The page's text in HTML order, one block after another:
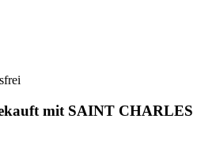
mit SAINT CHARLES